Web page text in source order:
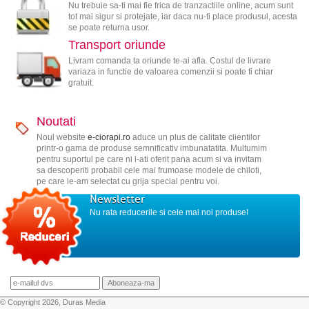
Nu trebuie sa-ti mai fie frica de tranzactiile online, acum sunt
tot mai sigur si protejate, iar daca nu-ti place produsul, acesta
se poate returna usor.
Transport oriunde
Livram comanda ta oriunde te-ai afla. Costul de livrare
variaza in functie de valoarea comenzii si poate fi chiar
gratuit.
Noutati
Noul website e-ciorapi.roaduce un plus de calitate clientilor
printr-o gama de produse semnificativ imbunatatita. Multumim
pentru suportul pe care ni l-ati oferit pana acum si va invitam
sa descoperiti probabil cele mai frumoase modele de chiloti,
pe care le-am selectat cu grija special pentru voi.
Newsletter
Nu rata reducerile si cele mai noi produse!
© Copyright 2026, Duras Media